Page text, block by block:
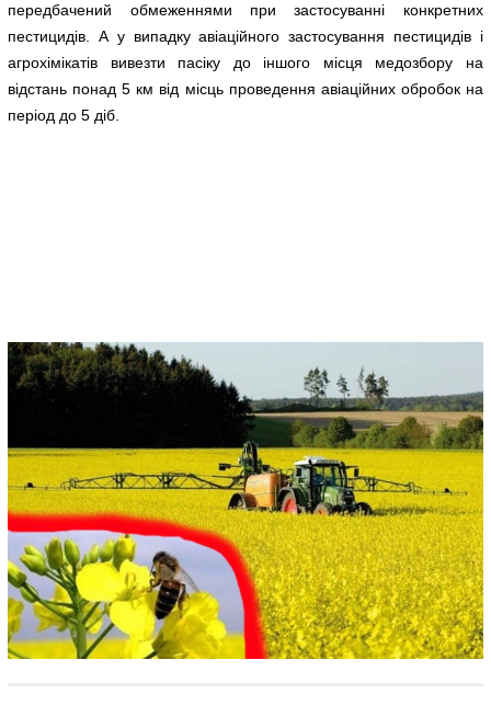
передбачений обмеженнями при застосуванні конкретних
пестицидів. А у випадку авіаційного застосування пестицидів і
агрохімікатів вивезти пасіку до іншого місця медозбору на
відстань понад 5 км від місць проведення авіаційних обробок на
період до 5 діб.